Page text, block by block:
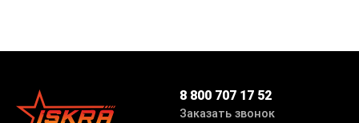
8 800 707 17 52
Заказать звонок